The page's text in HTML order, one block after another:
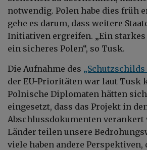
notwendig. Polen habe dies früh
gehe es darum, dass weitere
Initiativen ergreifen. „Ein starkes
ein sicheres Polen“, so Tusk.
Die Aufnahme des „Schutzschilds
der EU-Prioritäten war laut Tusk
Polnische Diplomaten hätten
eingesetzt, dass das Projekt in
Abschlussdokumenten verankert
Länder teilen unsere
viele haben andere Perspektiven,